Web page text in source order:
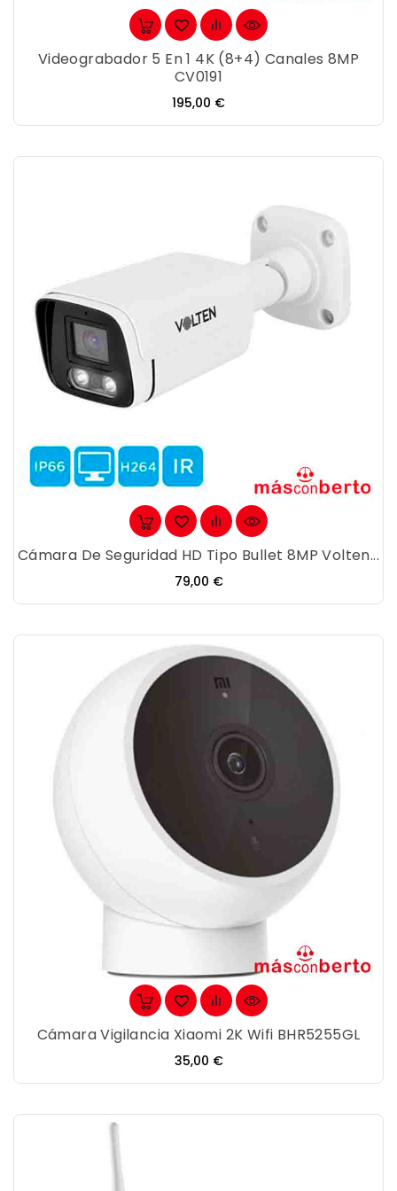
Videograbador 5 En 1 4K (8+4) Canales 8MP
CV0191
Precio
195,00 €
Cámara De Seguridad HD Tipo Bullet 8MP Volten...
Precio
79,00 €
Cámara Vigilancia Xiaomi 2K Wifi BHR5255GL
Precio
35,00 €